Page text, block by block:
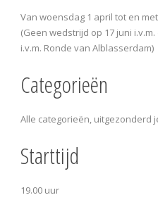
Van woensdag 1 april tot en
(Geen wedstrijd op 17 juni
i.v.m. Ronde van Alblasserdam)
Categorieën
Alle categorieën, uitgezonderd
Starttijd
19.00 uur